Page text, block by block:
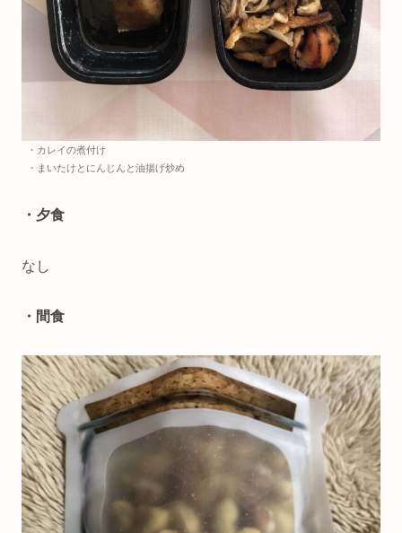
・カレイの煮付け
・まいたけとにんじんと油揚げ炒め
・夕食
なし
・間食